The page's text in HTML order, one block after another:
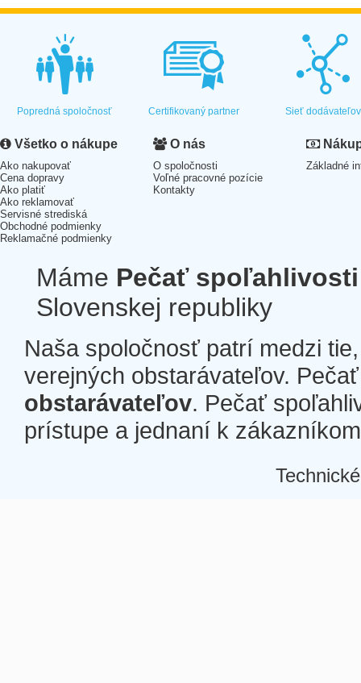
Popredná spoločnosť Certifikovaný partner Sieť dodávateľov
Všetko o nákupe
Ako nakupovať
Cena dopravy
Ako platiť
Ako reklamovať
Servisné strediská
Obchodné podmienky
Reklamačné podmienky
O nás
O spoločnosti
Voľné pracovné pozície
Kontakty
Základné
Máme Pečať spoľahlivosti
Slovenskej republiky
Naša spoločnosť patrí medzi
verejných obstarávateľov.
obstarávateľov. Pečať
prístupe a jednaní k